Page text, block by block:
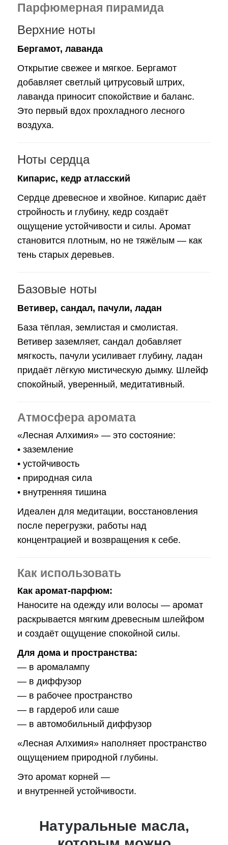
Парфюмерная пирамида
Верхние ноты
Бергамот, лаванда
Открытие свежее и мягкое. Бергамот
добавляет светлый цитрусовый штрих,
лаванда приносит спокойствие и баланс.
Это первый вдох прохладного лесного
воздуха.
Ноты сердца
Кипарис, кедр атласский
Сердце древесное и хвойное. Кипарис даёт
стройность и глубину, кедр создаёт
ощущение устойчивости и силы. Аромат
становится плотным, но не тяжёлым — как
тень старых деревьев.
Базовые ноты
Ветивер, сандал, пачули, ладан
База тёплая, землистая и смолистая.
Ветивер заземляет, сандал добавляет
мягкость, пачули усиливает глубину, ладан
придаёт лёгкую мистическую дымку. Шлейф
спокойный, уверенный, медитативный.
Атмосфера аромата
«Лесная Алхимия» — это состояние:
• заземление
• устойчивость
• природная сила
• внутренняя тишина
Идеален для медитации, восстановления
после перегрузки, работы над
концентрацией и возвращения к себе.
Как использовать
Как аромат-парфюм:
Наносите на одежду или волосы — аромат
раскрывается мягким древесным шлейфом
и создаёт ощущение спокойной силы.
Для дома и пространства:
— в аромалампу
— в диффузор
— в рабочее пространство
— в гардероб или саше
— в автомобильный диффузор
«Лесная Алхимия» наполняет пространство
ощущением природной глубины.
Это аромат корней —
и внутренней устойчивости.
Натуральные масла,